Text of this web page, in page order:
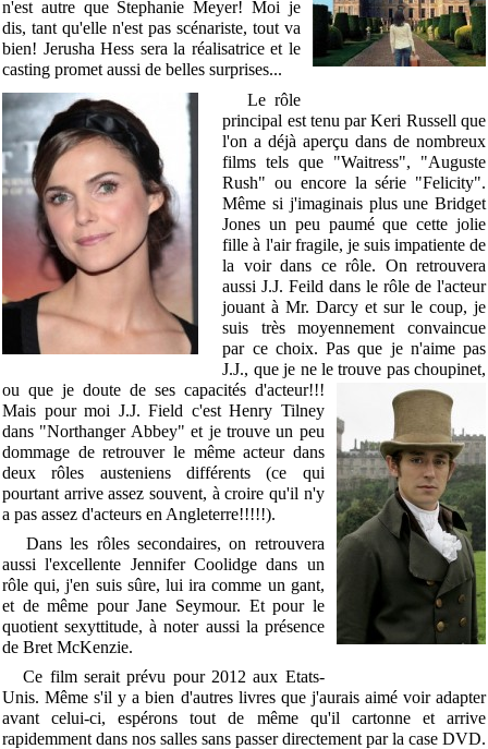
n'est autre que Stephanie Meyer! Moi je
dis, tant qu'elle n'est pas scénariste, tout va
bien! Jerusha Hess sera la réalisatrice et le
casting promet aussi de belles surprises...
Le rôle
principal est tenu par Keri Russell que
l'on a déjà aperçu dans de nombreux
films tels que "Waitress", "Auguste
Rush" ou encore la série "Felicity".
Même si j'imaginais plus une Bridget
Jones un peu paumé que cette jolie
fille à l'air fragile, je suis impatiente de
la voir dans ce rôle. On retrouvera
aussi J.J. Feild dans le rôle de l'acteur
jouant à Mr. Darcy et sur le coup, je
suis très moyennement convaincue
par ce choix. Pas que je n'aime pas
J.J., que je ne le trouve pas choupinet,
ou que je doute de ses capacités d'acteur!!!
Mais pour moi J.J. Field c'est Henry Tilney
dans "Northanger Abbey" et je trouve un peu
dommage de retrouver le même acteur dans
deux rôles austeniens différents (ce qui
pourtant arrive assez souvent, à croire qu'il n'y
a pas assez d'acteurs en Angleterre!!!!!).
Dans les rôles secondaires, on retrouvera
aussi l'excellente Jennifer Coolidge dans un
rôle qui, j'en suis sûre, lui ira comme un gant,
et de même pour Jane Seymour. Et pour le
quotient sexyttitude, à noter aussi la présence
de Bret McKenzie.
Ce film serait prévu pour 2012 aux Etats-
Unis. Même s'il y a bien d'autres livres que j'aurais aimé voir adapter
avant celui-ci, espérons tout de même qu'il cartonne et arrive
rapidemment dans nos salles sans passer directement par la case DVD.